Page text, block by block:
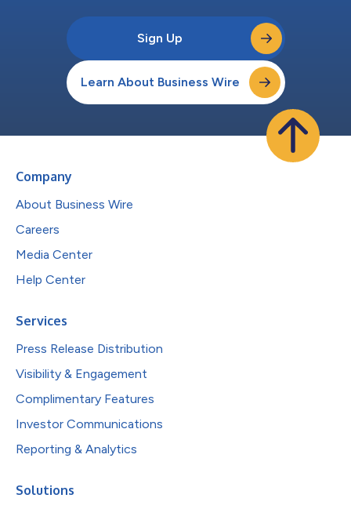
Sign Up
Learn About Business Wire
Company
About Business Wire
Careers
Media Center
Help Center
Services
Press Release Distribution
Visibility & Engagement
Complimentary Features
Investor Communications
Reporting & Analytics
Solutions